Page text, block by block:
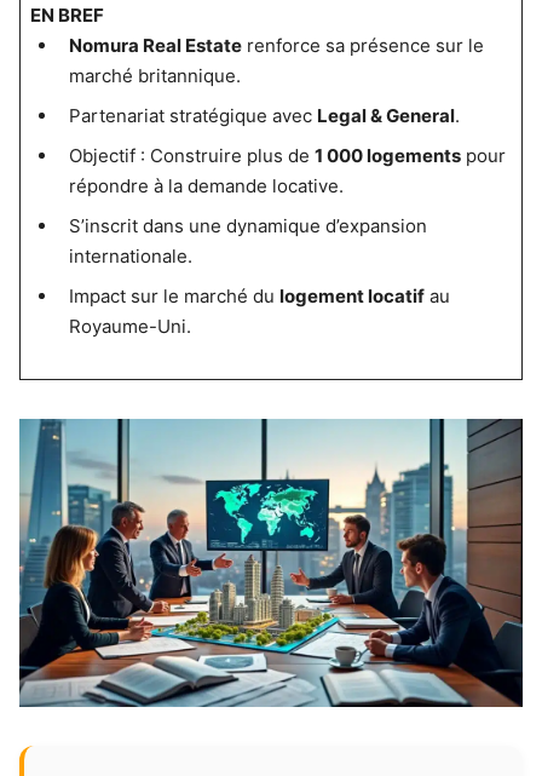
EN BREF
Nomura Real Estaterenforce sa présence sur le
marché britannique.
Partenariat stratégique avec Legal & General.
Objectif : Construire plus de 1 000 logementspour
répondre à la demande locative.
S’inscrit dans une dynamique d’expansion
internationale.
Impact sur le marché du logement locatifau
Royaume-Uni.